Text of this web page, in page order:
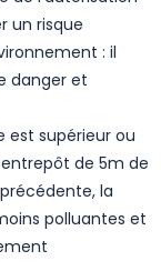
un risque
: il
danger et
est supérieur ou
de 5m de
la
polluantes et